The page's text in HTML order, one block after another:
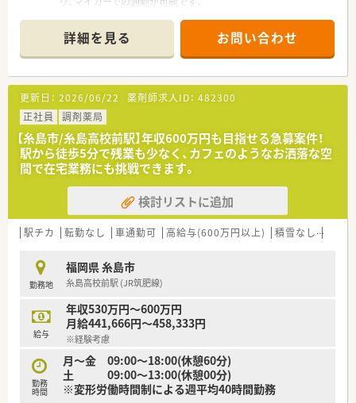
在宅医療も合わせて対応しています。
■1日の処方箋枚数は在宅を含めて約60枚程度で、現在は常勤薬
剤師3名体制で業務を行っています。
【募集背景と求める人物像について】
■福岡エリアへの転居を伴う若手の薬剤師の方や、これから在宅
業務に挑戦したい方を歓迎しています。
■近隣での新規出店計画や事業拡大に伴い、将来的に組織の中核
として活躍できる方を求めています。
■変化を恐れずに新しいことに挑戦できる方や、チームワークを
大切にしながら働ける方がマッチします。
【想定されるキャリアイメージ】
■店舗管理者へのキャリアアップはもちろん、エリアマネージャ
ーなどへの昇格も目指せる環境です。
ジョブチェンジも相談が可能となります。
■社内研修やOJTを通じてマネジメントスキルを磨き、将来的に
店舗運営を任されることもあります。
詳細を見る お問い合わせ
更新日： 2026/06/22 薬剤師求人ID： 482300
正社員
調剤薬局
【糸島市/糸島高校前駅】年収600万円も目指せる急募案件！
駅から徒歩5分で残業も少なく、カフェのようなお洒落な空
間で在宅業務にも挑戦できます。
検討リストに追加
駅チカ 転勤なし 車通勤可 高給与(600万円以上) 積雪なし
勤務地
福岡県 糸島市
糸島高校前駅 (JR筑肥線)
給与
年収530万円～600万円
月給441,666円～458,333円
※経験考慮
勤務
時間
月～金 09:00～18:00(休憩60分)
土 09:00～13:00(休憩00分)
※変形労働時間制による週平均40時間勤務